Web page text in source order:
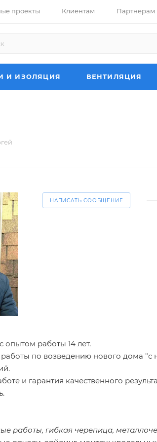
проекты Клиентам Партнерам
И ИЗОЛЯЦИЯ ВЕНТИЛЯЦИЯ
НАПИСАТЬ СООБЩЕНИЕ
работы 14 лет.
по возведению нового дома "с
и гарантия качественного
работы, гибкая черепица,